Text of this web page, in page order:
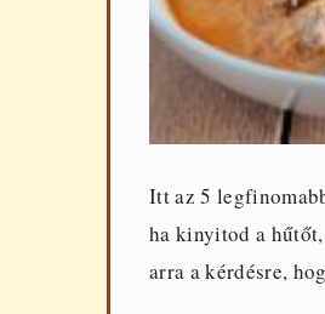
Itt az 5
ha kinyitod a
arra a kérdésre,